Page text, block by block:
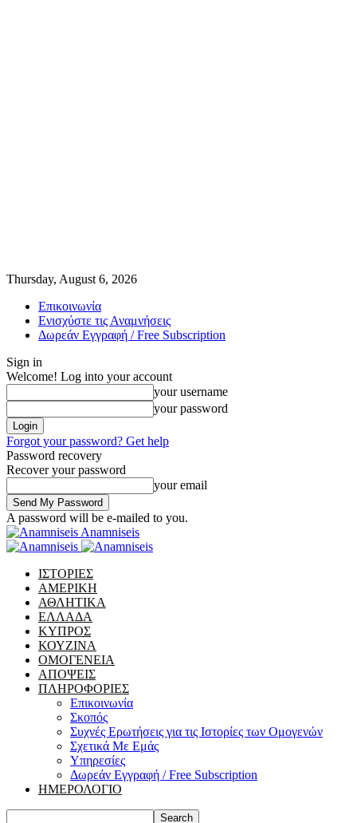
Thursday, August 6, 2026
Επικοινωνία
Ενισχύστε τις Αναμνήσεις
Δωρεάν Εγγραφή / Free Subscription
Sign in
Welcome! Log into your account
your username
your password
Forgot your password? Get help
Password recovery
Recover your password
your email
A password will be e-mailed to you.
Anamniseis
ΙΣΤΟΡΙΕΣ
ΑΜΕΡΙΚΗ
ΑΘΛΗΤΙΚΑ
ΕΛΛΑΔΑ
ΚΥΠΡΟΣ
ΚΟΥΖΙΝΑ
ΟΜΟΓΕΝΕΙΑ
ΑΠΟΨΕΙΣ
ΠΛΗΡΟΦΟΡΙΕΣ
Επικοινωνία
Σκοπός
Συχνές Ερωτήσεις για τις Ιστορίες των Ομογενών
Σχετικά Με Εμάς
Υπηρεσίες
Δωρεάν Εγγραφή / Free Subscription
ΗΜΕΡΟΛΟΓΙΟ